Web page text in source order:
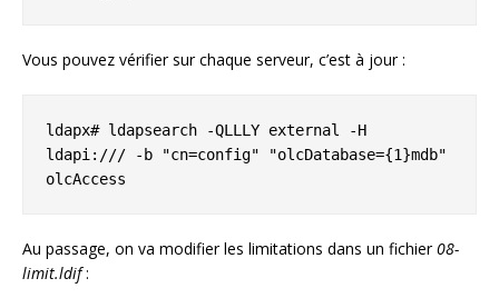
Vous pouvez vérifier sur chaque serveur, c’est à jour :
ldapx# ldapsearch -QLLLY external -H
ldapi:/// -b "cn=config" "olcDatabase={1}mdb"
olcAccess
Au passage, on va modifier les limitations dans un fichier08-
limit.ldif: